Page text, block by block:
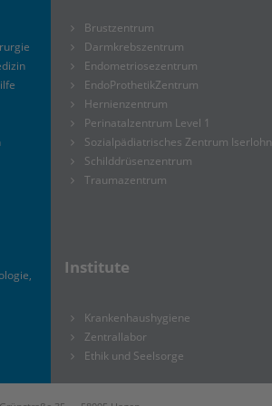
Brustzentrum
Darmkrebszentrum
Endometriosezentrum
EndoProthetikZentrum
Hernienzentrum
Perinatalzentrum Level 1
Sozialpädiatrisches Zentrum Iserlohn
Schilddrüsenzentrum
Traumazentrum
Institute
Krankenhaushygiene
Zentrallabor
Ethik und Seelsorge